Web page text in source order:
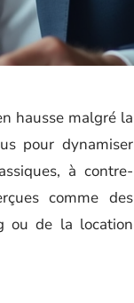
hausse malgré la
pour dynamiser
à contre-
comme des
ou de la location